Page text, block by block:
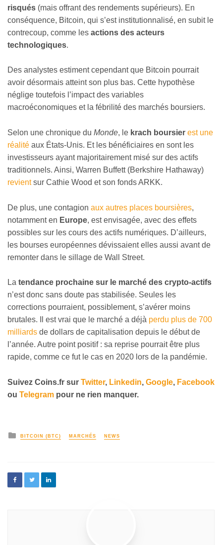
risqués (mais offrant des rendements supérieurs). En
conséquence, Bitcoin, qui s’est institutionnalisé, en subit le
contrecoup, comme les actions des acteurs
technologiques.
Des analystes estiment cependant que Bitcoin pourrait
avoir désormais atteint son plus bas. Cette hypothèse
néglige toutefois l’impact des variables
macroéconomiques et la fébrilité des marchés boursiers.
Selon une chronique du Monde, le krach boursier est une
réalité aux États-Unis. Et les bénéficiaires en sont les
investisseurs ayant majoritairement misé sur des actifs
traditionnels. Ainsi, Warren Buffett (Berkshire Hathaway)
revientsur Cathie Wood et son fonds ARKK.
De plus, une contagion aux autres places boursières,
notamment en Europe, est envisagée, avec des effets
possibles sur les cours des actifs numériques. D’ailleurs,
les bourses européennes dévissaient elles aussi avant de
remonter dans le sillage de Wall Street.
La tendance prochaine sur le marché des crypto-actifs
n’est donc sans doute pas stabilisée. Seules les
corrections pourraient, possiblement, s’avérer moins
brutales. Il est vrai que le marché a déjà perdu plus de 700
milliards de dollars de capitalisation depuis le début de
l’année. Autre point positif : sa reprise pourrait être plus
rapide, comme ce fut le cas en 2020 lors de la pandémie.
Suivez Coins.fr sur Twitter, Linkedin, Google, Facebook
ou Telegram pour ne rien manquer.
BITCOIN (BTC) MARCHÉS NEWS